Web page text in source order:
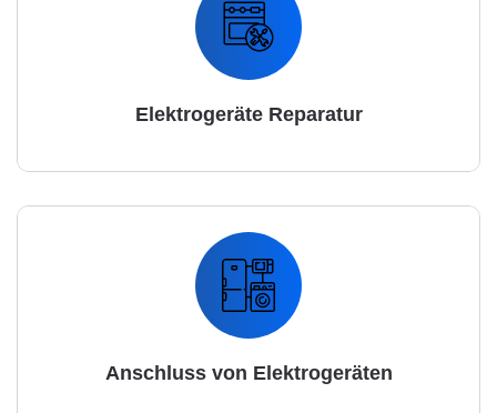
Elektrogeräte Reparatur
Anschluss von Elektrogeräten